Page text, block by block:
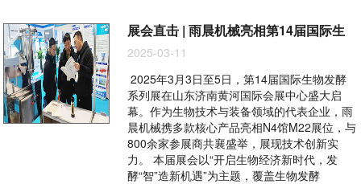
展会直击 | 雨晨机械亮相第14届国际生
2025-03-11
2025年3月3日至5日，第14届国际生物发酵
系列展在山东济南黄河国际会展中心盛大启
幕。作为生物技术与装备领域的代表企业，雨
晨机械携多款核心产品亮相N4馆M22展位，与
800余家参展商共襄盛举，展现技术创新实
力。 本届展会以“开启生物经济新时代，发
酵“智”造新机遇”为主题，覆盖生物发酵